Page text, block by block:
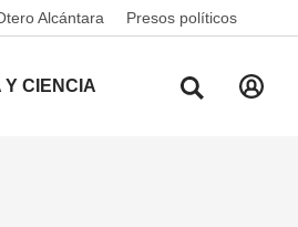
Alcántara Presos políticos
Y CIENCIA